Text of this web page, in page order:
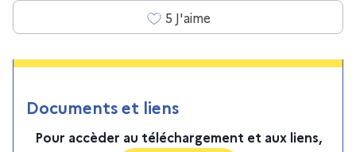
5 J'aime
Documents et liens
Pour accèder au téléchargement et aux liens,